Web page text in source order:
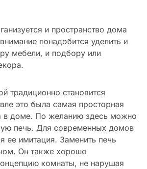
и пространство дома
понадобится уделить и
мебели, и подбору или
традиционно становится
это была самая просторная
в доме. По желанию здесь можно
печь. Для современных домов
ее имитация. Заменить печь
Он также хорошо
комнаты, не нарушая